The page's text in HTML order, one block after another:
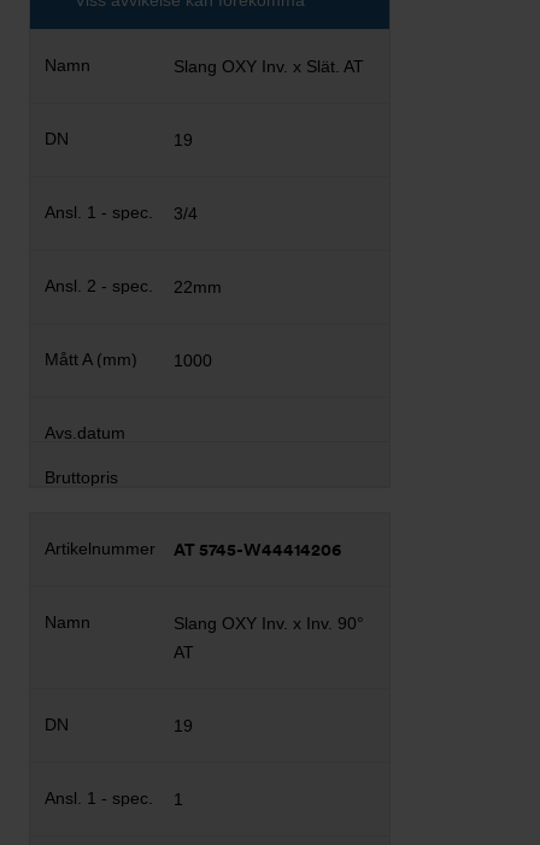
Slang OXY Inv. x Slät. AT
19
3/4
22mm
1000
AT 5745-W44414206
Slang OXY Inv. x Inv. 90°
AT
19
1